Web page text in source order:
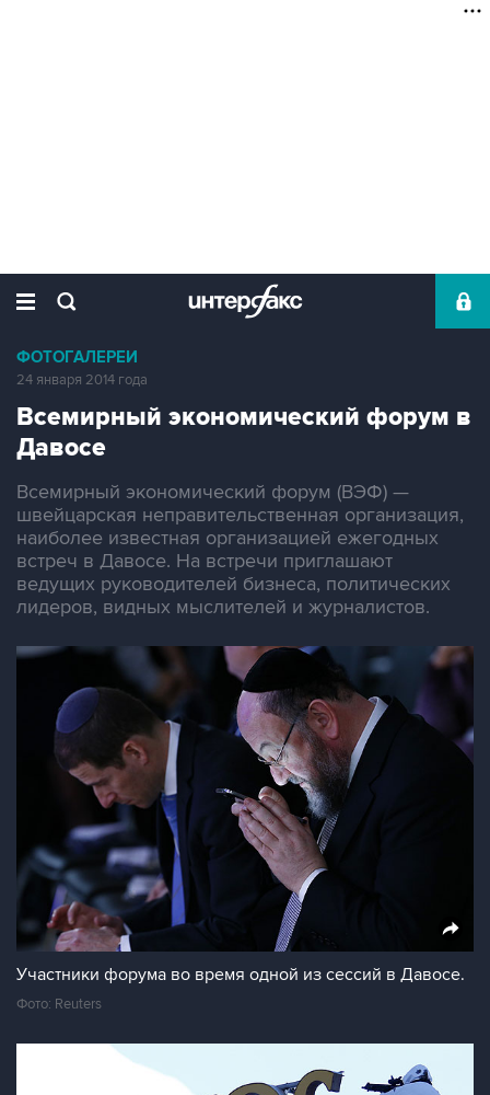
ФОТОГАЛЕРЕИ
24 января 2014 года
Всемирный экономический форум в
Давосе
Всемирный экономический форум (ВЭФ) —
швейцарская неправительственная организация,
наиболее известная организацией ежегодных
встреч в Давосе. На встречи приглашают
ведущих руководителей бизнеса, политических
лидеров, видных мыслителей и журналистов.
Участники форума во время одной из сессий в Давосе.
Фото: Reuters